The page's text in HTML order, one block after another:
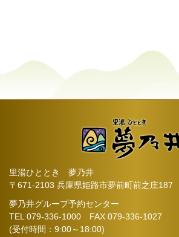
里湯ひととき 夢乃井
〒671-2103 兵庫県姫路市夢前町前之庄187
夢乃井グループ予約センター
TEL 079-336-1000 FAX 079-336-1027
(受付時間：9:00～18:00)